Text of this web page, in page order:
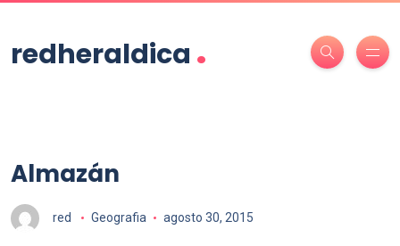
redheraldica .
Almazán
red Geografia agosto 30, 2015